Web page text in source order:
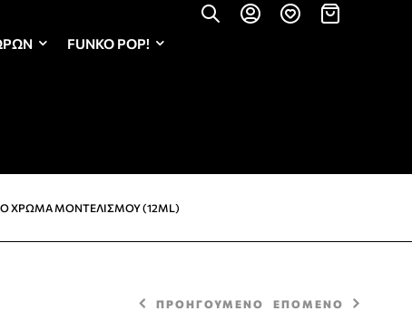
FUNKO POP!
ΧΡΏΜΑ ΜΟΝΤΕΛΙΣΜΟΎ (12ML)
ΠΡΟΗΓΟΥΜΕΝΟ ΕΠΟΜΕΝΟ